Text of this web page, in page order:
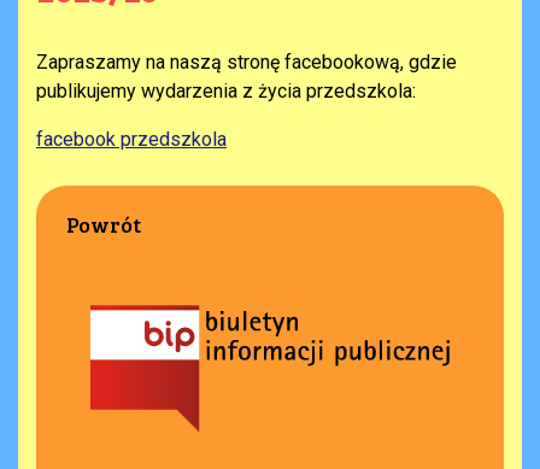
Zapraszamy na naszą stronę facebookową, gdzie
publikujemy wydarzenia z życia przedszkola:
facebook przedszkola
Powrót